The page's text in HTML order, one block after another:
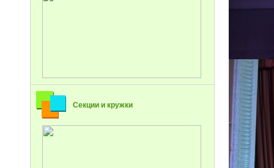
Секции и кружки